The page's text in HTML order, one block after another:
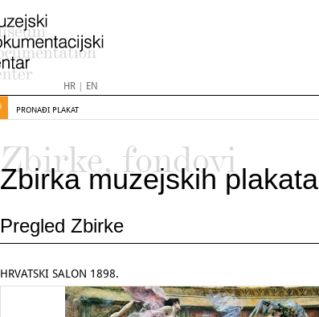
HR| EN
PRONAĐI PLAKAT
Zbirke, fondovi
Zbirka muzejskih plakata
Pregled Zbirke
HRVATSKI SALON 1898.